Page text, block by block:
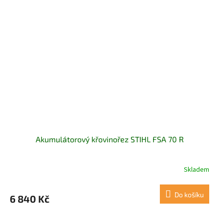
Akumulátorový křovinořez STIHL FSA 70 R
Skladem
6 840 Kč Do košíku